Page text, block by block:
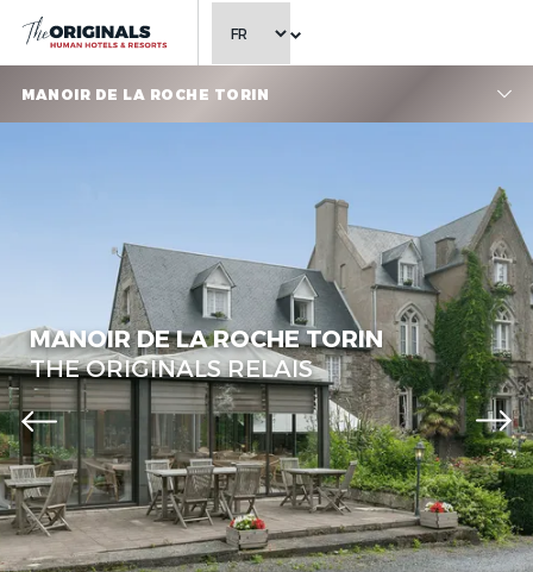
CHOISIR LA LANGUE
MANOIR DE LA ROCHE TORIN
MANOIR DE LA ROCHE TORIN
THE ORIGINALS RELAIS
GENERAL (29)